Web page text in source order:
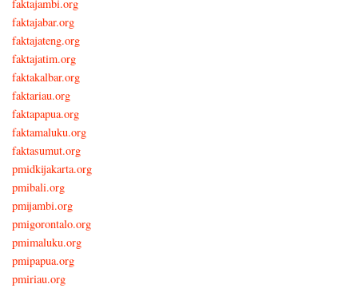
faktajambi.org
faktajabar.org
faktajateng.org
faktajatim.org
faktakalbar.org
faktariau.org
faktapapua.org
faktamaluku.org
faktasumut.org
pmidkijakarta.org
pmibali.org
pmijambi.org
pmigorontalo.org
pmimaluku.org
pmipapua.org
pmiriau.org